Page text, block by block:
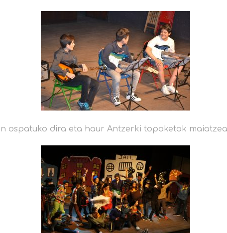
ospatuko dira eta haur Antzerki topaketak